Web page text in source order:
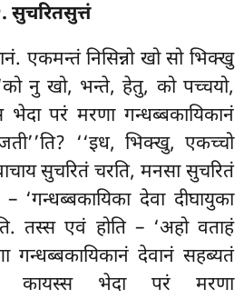
सुचरितसुत्तं
एकमन्तं निसिन्नो खो सो भिक्खु
नु खो, भन्ते, हेतु, को पच्चयो,
परं मरणा गन्धब्बकायिकानं
‘‘इध, भिक्खु, एकच्चो
सुचरितं चरति, मनसा सुचरितं
‘गन्धब्बकायिका देवा दीघायुका
तस्स एवं होति – ‘अहो वताहं
गन्धब्बकायिकानं देवानं सहब्यतं
कायस्स भेदा परं मरणा